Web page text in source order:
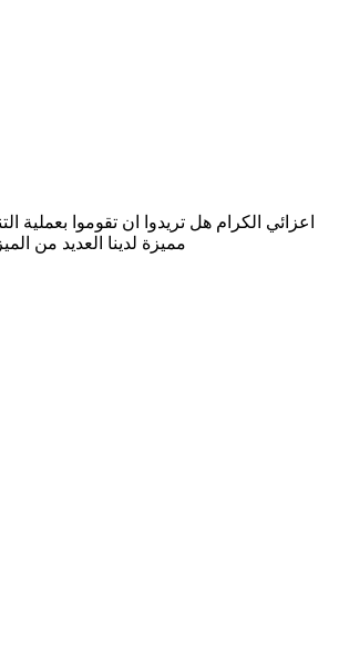
اعزائي الكرام هل تريدوا ان تقوموا
مميزة لدينا العديد من